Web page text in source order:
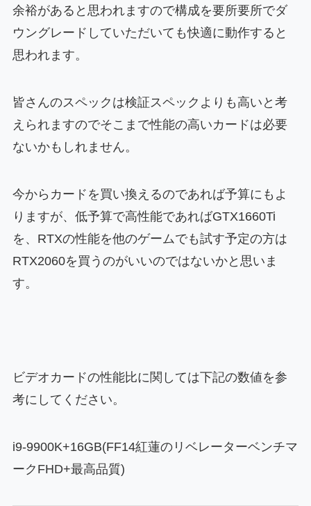
余裕があると思われますので構成を要所要所でダ
ウングレードしていただいても快適に動作すると
思われます。
皆さんのスペックは検証スペックよりも高いと考
えられますのでそこまで性能の高いカードは必要
ないかもしれません。
今からカードを買い換えるのであれば予算にもよ
りますが、低予算で高性能であればGTX1660Ti
を、RTXの性能を他のゲームでも試す予定の方は
RTX2060を買うのがいいのではないかと思いま
す。
ビデオカードの性能比に関しては下記の数値を参
考にしてください。
i9-9900K+16GB(FF14紅蓮のリベレーターベンチマ
ークFHD+最高品質)